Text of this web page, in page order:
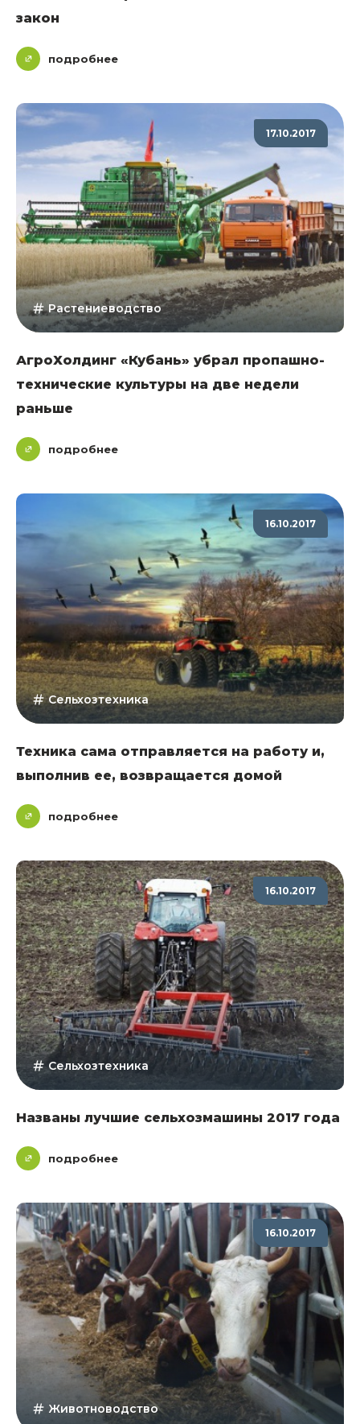
закон
подробнее
17.10.2017
Растениеводство
АгроХолдинг «Кубань» убрал пропашно-
технические культуры на две недели
раньше
подробнее
16.10.2017
Сельхозтехника
Техника сама отправляется на работу и,
выполнив ее, возвращается домой
подробнее
16.10.2017
Сельхозтехника
Названы лучшие сельхозмашины 2017 года
подробнее
16.10.2017
Животноводство